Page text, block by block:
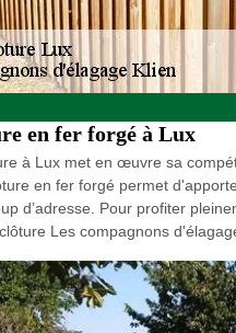
en fer forgé à Lux
à Lux met en œuvre sa
en fer forgé permet
d’adresse. Pour profiter
Les compagnons